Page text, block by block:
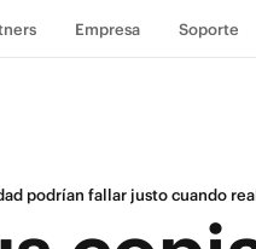
Empresa Soporte
podrían fallar justo cuando